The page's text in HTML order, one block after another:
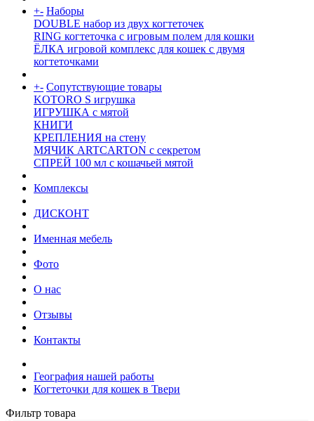
+- Наборы
DOUBLE набор из двух когтеточек
RING когтеточка c игровым полем для кошки
ЁЛКА игровой комплекс для кошек с двумя
когтеточками
+- Сопутствующие товары
KOTORO S игрушка
ИГРУШКА с мятой
КНИГИ
КРЕПЛЕНИЯ на стену
МЯЧИК ARTCARTON с секретом
СПРЕЙ 100 мл с кошачьей мятой
Комплексы
ДИСКОНТ
Именная мебель
Фото
О нас
Отзывы
Контакты
География нашей работы
Когтеточки для кошек в Твери
Фильтр товара